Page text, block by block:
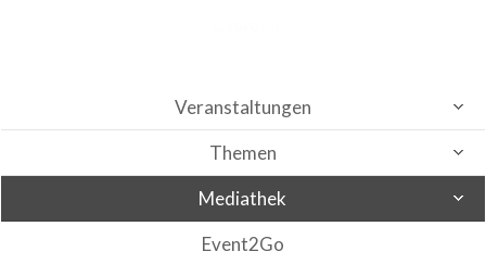
Veranstaltungen
Themen
Mediathek
Event2Go